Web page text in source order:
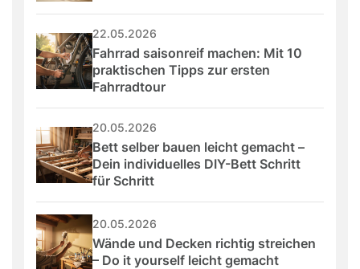
22.05.2026
Fahrrad saisonreif machen: Mit 10
praktischen Tipps zur ersten
Fahrradtour
20.05.2026
Bett selber bauen leicht gemacht –
Dein individuelles DIY-Bett Schritt
für Schritt
20.05.2026
Wände und Decken richtig streichen
– Do it yourself leicht gemacht